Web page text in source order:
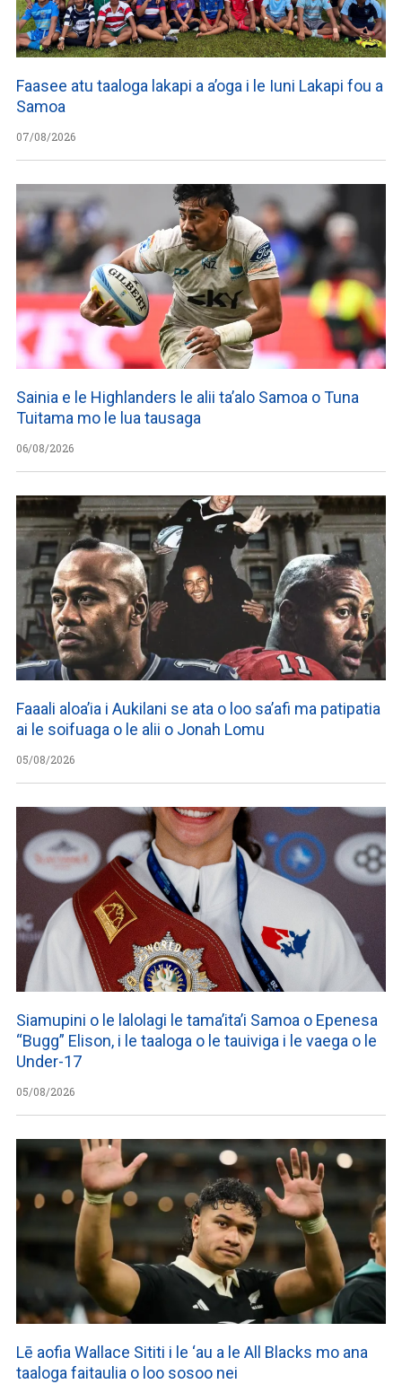
Faasee atu taaloga lakapi a a’oga i le Iuni Lakapi fou a
Samoa
07/08/2026
Sainia e le Highlanders le alii ta’alo Samoa o Tuna
Tuitama mo le lua tausaga
06/08/2026
Faaali aloa’ia i Aukilani se ata o loo sa’afi ma patipatia
ai le soifuaga o le alii o Jonah Lomu
05/08/2026
Siamupini o le lalolagi le tama’ita’i Samoa o Epenesa
“Bugg” Elison, i le taaloga o le tauiviga i le vaega o le
Under-17
05/08/2026
Lē aofia Wallace Sititi i le ‘au a le All Blacks mo ana
taaloga faitaulia o loo sosoo nei